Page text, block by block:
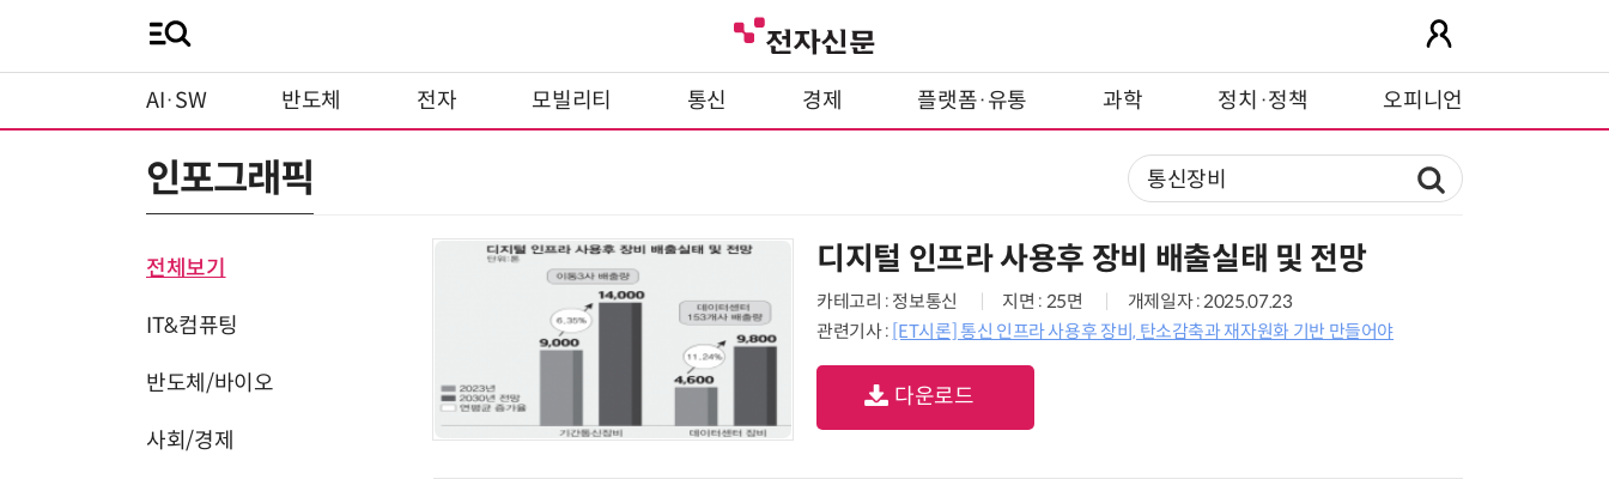
AI·SW 반도체 전자 모빌리티 통신 경제 플랫폼·유통 과학 정치·정책 오피니언
인포그래픽
전체보기
IT&컴퓨팅
반도체/바이오
사회/경제
디지털 인프라 사용후 장비 배출실태 및 전망
카테고리 : 정보통신 지면 : 25면
개제일자 : 2025.07.23
관련기사 : [ET시론] 통신 인프라 사용후 장비, 탄소감축과 재자원화 기반 만들어야
다운로드